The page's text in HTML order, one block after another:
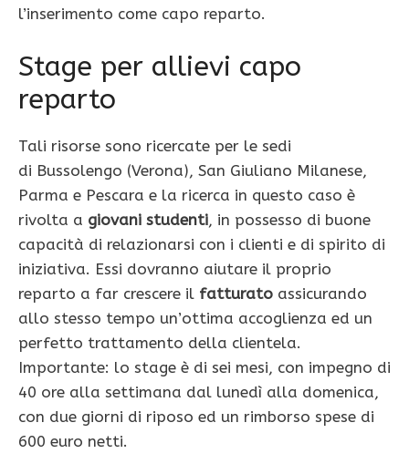
l’inserimento come capo reparto.
Stage per allievi capo
reparto
Tali risorse sono ricercate per le sedi
di Bussolengo (Verona), San Giuliano Milanese,
Parma e Pescara e la ricerca in questo caso è
rivolta a giovani studenti, in possesso di buone
capacità di relazionarsi con i clienti e di spirito di
iniziativa. Essi dovranno aiutare il proprio
reparto a far crescere il fatturato assicurando
allo stesso tempo un’ottima accoglienza ed un
perfetto trattamento della clientela.
Importante: lo stage è di sei mesi, con impegno di
40 ore alla settimana dal lunedì alla domenica,
con due giorni di riposo ed un rimborso spese di
600 euro netti.